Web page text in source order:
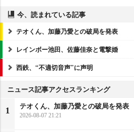
今、読まれている記事
テオくん、加藤乃愛との破局を発表
レインボー池田、佐藤佳奈と電撃婚
西鉄、“不適切音声”に声明
ニュース記事アクセスランキング
1
テオくん、加藤乃愛との破局を発表
2026-08-07 21:21